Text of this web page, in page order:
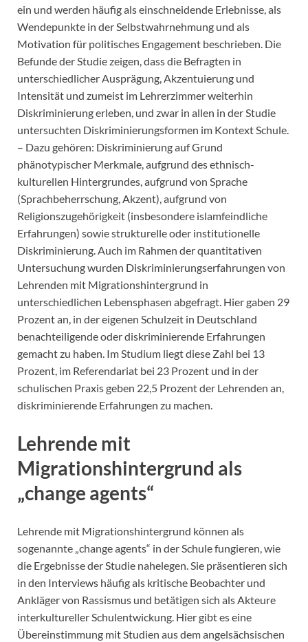
ein und werden häufig als einschneidende Erlebnisse, als
Wendepunkte in der Selbstwahrnehmung und als
Motivation für politisches Engagement beschrieben. Die
Befunde der Studie zeigen, dass die Befragten in
unterschiedlicher Ausprägung, Akzentuierung und
Intensität und zumeist im Lehrerzimmer weiterhin
Diskriminierung erleben, und zwar in allen in der Studie
untersuchten Diskriminierungsformen im Kontext Schule.
– Dazu gehören: Diskriminierung auf Grund
phänotypischer Merkmale, aufgrund des ethnisch-
kulturellen Hintergrundes, aufgrund von Sprache
(Sprachbeherrschung, Akzent), aufgrund von
Religionszugehörigkeit (insbesondere islamfeindliche
Erfahrungen) sowie strukturelle oder institutionelle
Diskriminierung. Auch im Rahmen der quantitativen
Untersuchung wurden Diskriminierungserfahrungen von
Lehrenden mit Migrationshintergrund in
unterschiedlichen Lebensphasen abgefragt. Hier gaben 29
Prozent an, in der eigenen Schulzeit in Deutschland
benachteiligende oder diskriminierende Erfahrungen
gemacht zu haben. Im Studium liegt diese Zahl bei 13
Prozent, im Referendariat bei 23 Prozent und in der
schulischen Praxis geben 22,5 Prozent der Lehrenden an,
diskriminierende Erfahrungen zu machen.
Lehrende mit
Migrationshintergrund als
„change agents“
Lehrende mit Migrationshintergrund können als
sogenannte „change agents“ in der Schule fungieren, wie
die Ergebnisse der Studie nahelegen. Sie präsentieren sich
in den Interviews häufig als kritische Beobachter und
Ankläger von Rassismus und betätigen sich als Akteure
interkultureller Schulentwickung. Hier gibt es eine
Übereinstimmung mit Studien aus dem angelsächsischen